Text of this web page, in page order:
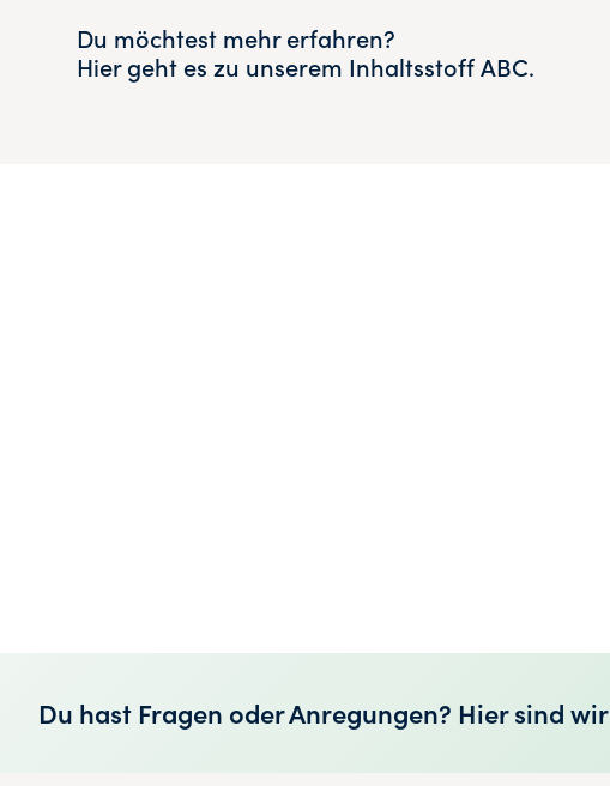
Du möchtest mehr erfahren?
Hier geht es zu unserem Inhaltsstoff ABC.
Du hast Fragen oder Anregungen? Hier sind wir